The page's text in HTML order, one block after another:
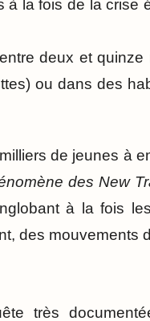
à la fois de la crise
deux et
ou dans des
de jeunes à
des New
à la fois
des mouvements
très